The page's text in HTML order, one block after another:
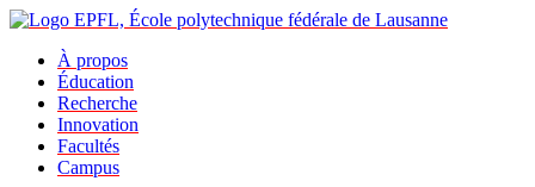
À propos
Éducation
Recherche
Innovation
Facultés
Campus